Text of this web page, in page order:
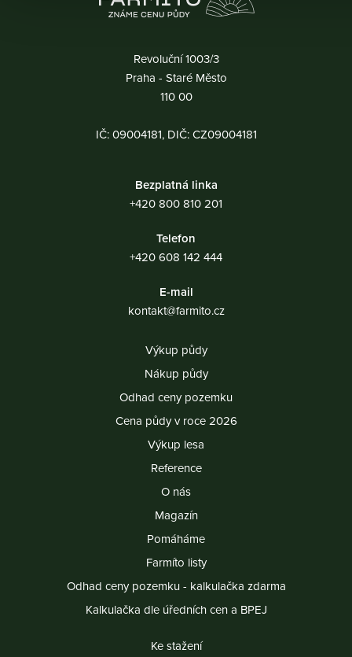
Revoluční 1003/3
Praha - Staré Město
110 00
IČ: 09004181, DIČ: CZ09004181
Výkup půdy
Nákup půdy
Odhad ceny pozemku
Cena půdy v roce 2026
Výkup lesa
Reference
O nás
Magazín
Pomáháme
Farmíto listy
Odhad ceny pozemku - kalkulačka zdarma
Kalkulačka dle úředních cen a BPEJ
Ke stažení
Bezplatná linka
+420 800 810 201
Telefon
+420 608 142 444
E-mail
kontakt@farmito.cz